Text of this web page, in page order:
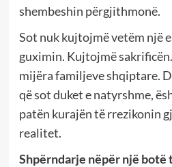
shembeshin përgjithmonë.
Sot nuk kujtojmë vetëm një
guximin. Kujtojmë
mijëra familjeve shqiptare.
që sot duket e natyrshme,
patën kurajën të rrezikonin
realitet.
Shpërndarje nëpër një botë